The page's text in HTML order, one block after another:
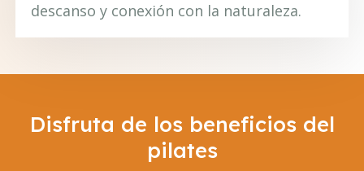
descanso y conexión con la naturaleza.
Disfruta de los beneficios del
pilates